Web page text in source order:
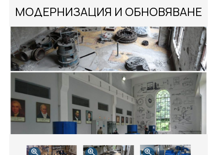
МОДЕРНИЗАЦИЯ И ОБНОВЯВАНЕ